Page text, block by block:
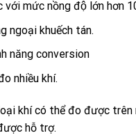
với mức nồng độ lớn hơn
ngoại khuếch tán.
năng conversion
nhiều khí.
khí có thể đo được
hỗ trợ.